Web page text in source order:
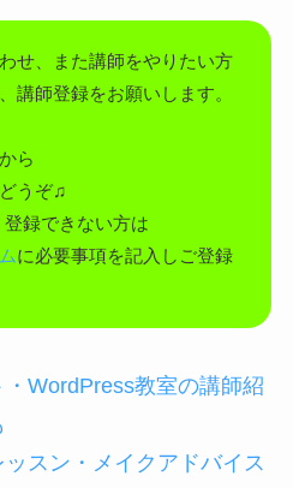
せ、また講師をやりたい方
講師登録をお願いします。
から
うぞ♫
登録できない方は
に必要事項を記入しご登録
WordPress教室の講師紹
スン・メイクアドバイス